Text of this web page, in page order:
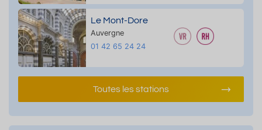
Le Mont-Dore
Auvergne
01 42 65 24 24
Toutes les stations